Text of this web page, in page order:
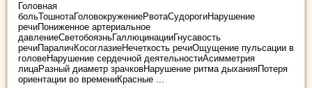
Головная
больТошнотаГоловокружениеРвотаСудорогиНарушение
речиПониженное артериальное
давлениеСветобоязньГаллюцинацииГнусавость
речиПараличКосоглазиеНечеткость речиОщущение пульсации в
головеНарушение сердечной деятельностиАсимметрия
лицаРазный диаметр зрачковНарушение ритма дыханияПотеря
ориентации во времениКрасные ...